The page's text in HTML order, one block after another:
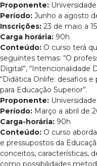
Proponente:
Período: Junho a agosto
Inscrições: 23 de maio a
Carga horária: 90h
Conteúdo: O curso terá
seguintes temas: “O
Digital”, “Intencionalidade
“Didática Onlife: desafios
para Educação Superior”.
Proponente:
Período: Março a abril de
Carga-horária: 90h
Conteúdo: O curso
e pressupostos da
conceitos, características,
como possibilidades